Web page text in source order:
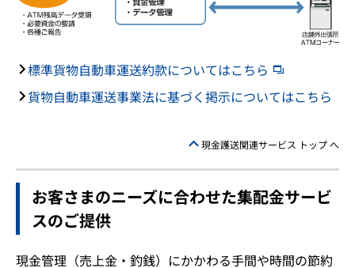
標準貨物自動車運送約款についてはこちら
貨物自動車運送事業法に基づく掲示についてはこちら
現金護送関連サービス トップ へ
お客さまのニーズに合わせた集配金サービ
スのご提供
現金管理（売上金・釣銭）にかかわる手間や時間の節約